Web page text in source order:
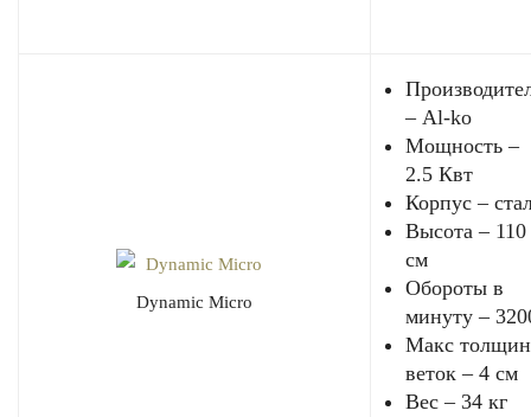
Dynamic Micro
– Al-ko
Мощность –
2.5 Квт
Корпус –
Высота – 110
см
Обороты в
минуту –
Макс
веток – 4 см
Вес – 34 кг